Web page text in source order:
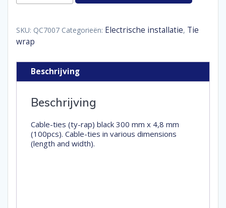
x
4,8
Zwart
aantal
SKU: QC7007 Categorieën: Electrische installatie, Tie
wrap
Beschrijving
Beschrijving
Cable-ties (ty-rap) black 300 mm x 4,8 mm
(100pcs). Cable-ties in various dimensions
(length and width).